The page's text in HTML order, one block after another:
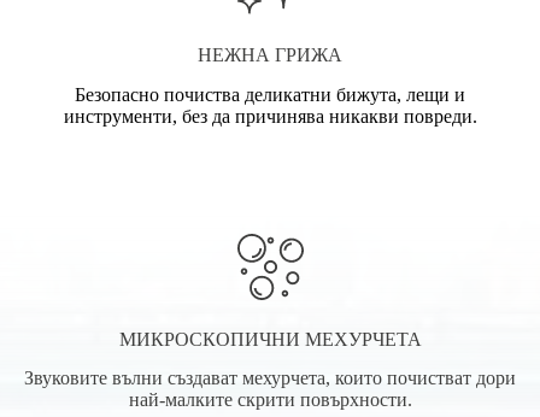
НЕЖНА ГРИЖА
Безопасно почиства деликатни бижута, лещи и
инструменти, без да причинява никакви повреди.
МИКРОСКОПИЧНИ МЕХУРЧЕТА
Звуковите вълни създават мехурчета, които почистват дори
най-малките скрити повърхности.